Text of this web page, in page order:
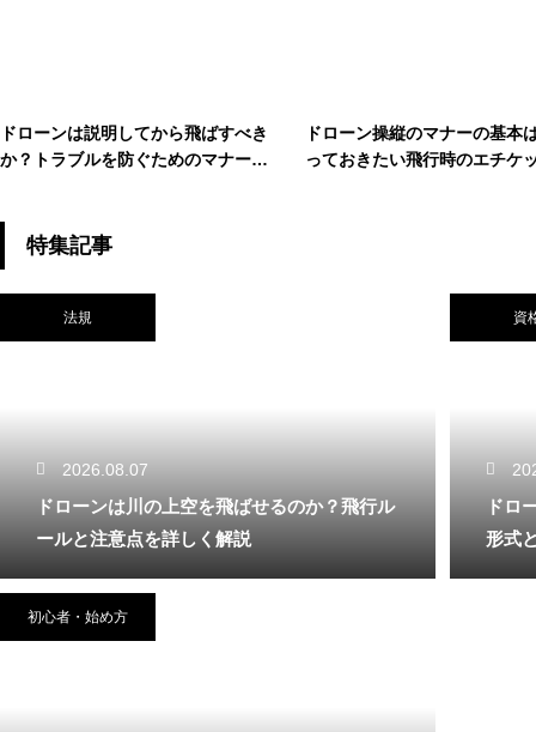
ドローンは説明してから飛ばすべき
か？トラブルを防ぐためのマナーと
ドローン操縦のマナーの基本
っておきたい飛行時のエチケ
特集記事
法規
2026.08.07
ドローンは川の上空を飛ばせるのか？飛行ル
ールと注意点を詳しく解説
資
ドロ
形式
初心者・始め方